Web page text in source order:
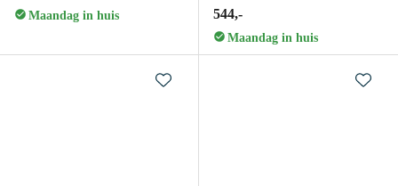
Maandag in huis 544,-
Maandag in huis